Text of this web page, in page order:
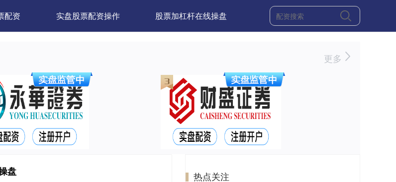
配资 实盘股票配资操作 股票加杠杆在线操盘
更多
盘 热点关注